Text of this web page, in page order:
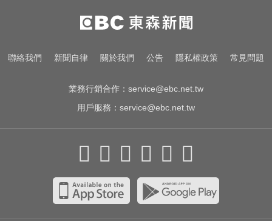
涉製毒、跨國販毒！埃及女星被判
攏係為了晶片！「斷交19年」 哥斯
聯絡我們 新聞自律 關於我們 公告 隱私權政策 常見問題
業務行銷合作： service@ebc.net.tw
用戶服務： service@ebc.net.tw